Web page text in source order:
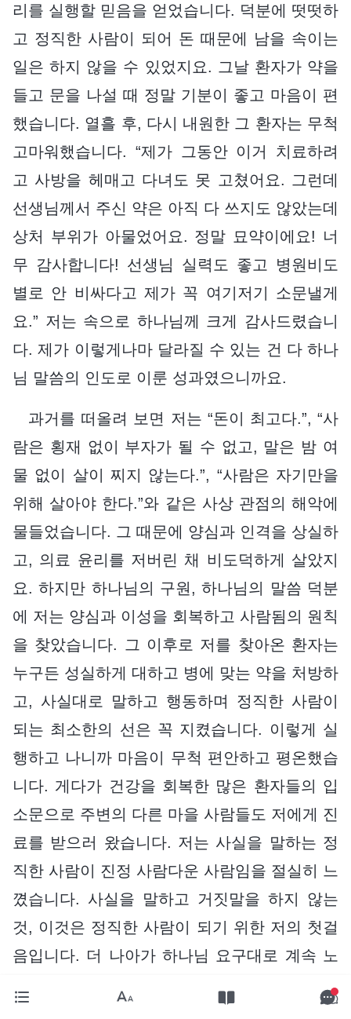
리를 실행할 믿음을 얻었습니다. 덕분에 떳떳하
고 정직한 사람이 되어 돈 때문에 남을 속이는
일은 하지 않을 수 있었지요. 그날 환자가 약을
들고 문을 나설 때 정말 기분이 좋고 마음이 편
했습니다. 열흘 후, 다시 내원한 그 환자는 무척
고마워했습니다. “제가 그동안 이거 치료하려
고 사방을 헤매고 다녀도 못 고쳤어요. 그런데
선생님께서 주신 약은 아직 다 쓰지도 않았는데
상처 부위가 아물었어요. 정말 묘약이에요! 너
무 감사합니다! 선생님 실력도 좋고 병원비도
별로 안 비싸다고 제가 꼭 여기저기 소문낼게
요.” 저는 속으로 하나님께 크게 감사드렸습니
다. 제가 이렇게나마 달라질 수 있는 건 다 하나
님 말씀의 인도로 이룬 성과였으니까요.
과거를 떠올려 보면 저는 “돈이 최고다.”, “사
람은 횡재 없이 부자가 될 수 없고, 말은 밤 여
물 없이 살이 찌지 않는다.”, “사람은 자기만을
위해 살아야 한다.”와 같은 사상 관점의 해악에
물들었습니다. 그 때문에 양심과 인격을 상실하
고, 의료 윤리를 저버린 채 비도덕하게 살았지
요. 하지만 하나님의 구원, 하나님의 말씀 덕분
에 저는 양심과 이성을 회복하고 사람됨의 원칙
을 찾았습니다. 그 이후로 저를 찾아온 환자는
누구든 성실하게 대하고 병에 맞는 약을 처방하
고, 사실대로 말하고 행동하며 정직한 사람이
되는 최소한의 선은 꼭 지켰습니다. 이렇게 실
행하고 나니까 마음이 무척 편안하고 평온했습
니다. 게다가 건강을 회복한 많은 환자들의 입
소문으로 주변의 다른 마을 사람들도 저에게 진
료를 받으러 왔습니다. 저는 사실을 말하는 정
직한 사람이 진정 사람다운 사람임을 절실히 느
꼈습니다. 사실을 말하고 거짓말을 하지 않는
것, 이것은 정직한 사람이 되기 위한 저의 첫걸
음입니다. 더 나아가 하나님 요구대로 계속 노
력하며 진정 정직한 사람이 되기 위해 노력하겠